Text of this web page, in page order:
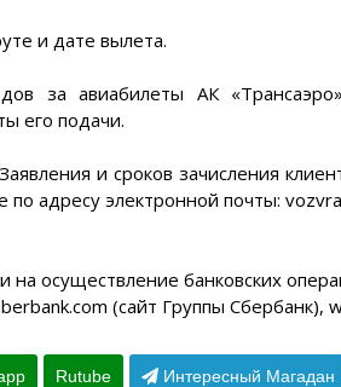
и дате вылета.
за авиабилеты АК
его подачи.
и сроков зачисления
адресу электронной почты:
на осуществление банковских
(сайт Группы Сбербанк),
Rutube Интересный Магадан